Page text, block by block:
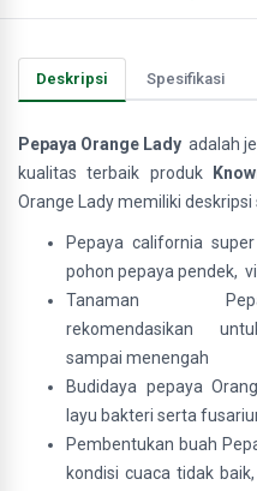
Deskripsi Spesifikasi
Pepaya Orange Lady adalah
kualitas terbaik produk
Orange Lady memiliki deskripsi
Pepaya california
pohon pepaya pendek,
Tanaman
rekomendasikan
sampai menengah
Budidaya pepaya
layu bakteri serta
Pembentukan buah
kondisi cuaca tidak